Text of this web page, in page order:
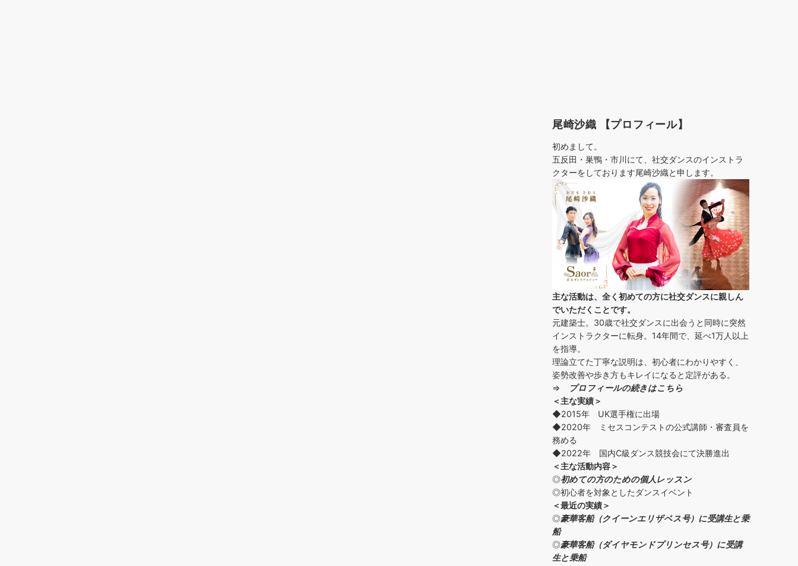
尾崎沙織 【プロフィール】
初めまして。
五反田・巣鴨・市川にて、社交ダンスのインストラ
クターをしております尾崎沙織と申します。
主な活動は、全く初めての方に社交ダンスに親しん
でいただくことです。
元建築士。30歳で社交ダンスに出会うと同時に突然
インストラクターに転身。14年間で、延べ1万人以上
を指導。
理論立てた丁寧な説明は、初心者にわかりやすく、
姿勢改善や歩き方もキレイになると定評がある。
⇒
プロフィールの続きはこちら
＜主な実績＞
◆2015年 UK選手権に出場
◆2020年 ミセスコンテストの公式講師・審査員を
務める
◆2022年 国内C級ダンス競技会にて決勝進出
＜主な活動内容＞
◎初めての方のための個人レッスン
◎初心者を対象としたダンスイベント
＜最近の実績＞
◎豪華客船（クイーンエリザベス号）に受講生と乗
船
◎豪華客船（ダイヤモンドプリンセス号）に受講
生と乗船